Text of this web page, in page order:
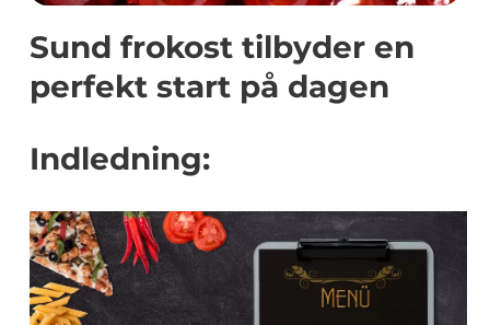
Sund frokost tilbyder en
perfekt start på dagen
Indledning: